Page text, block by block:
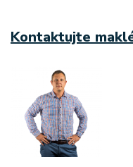
Kontaktujte